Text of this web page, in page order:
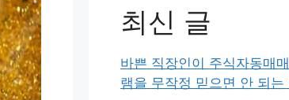
최신 글
바쁜 직장인이 주식자동매
램을 무작정 믿으면 안 되는